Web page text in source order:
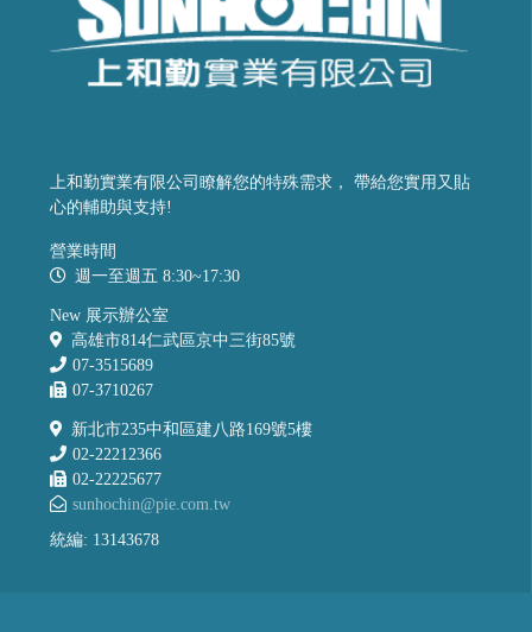
上和勤實業有限公司瞭解您的特殊需求， 帶給您實用又貼
心的輔助與支持!
營業時間
週一至週五 8:30~17:30
New 展示辦公室
高雄市814仁武區京中三街85號
07-3515689
07-3710267
新北市235中和區建八路169號5樓
02-22212366
02-22225677
sunhochin@pie.com.tw
統編: 13143678